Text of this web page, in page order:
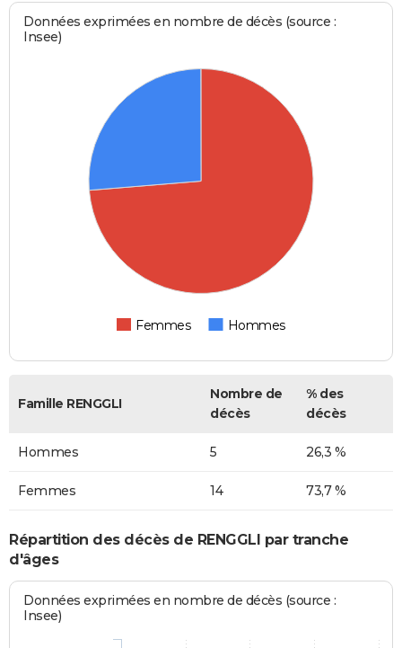
Données exprimées en nombre de décès (source :
Insee)
Femmes Hommes
Famille RENGGLI
Nombre de
décès
% des
décès
Hommes 5 26,3 %
Femmes 14 73,7 %
Répartition des décès de RENGGLI par tranche
d'âges
Données exprimées en nombre de décès (source :
Insee)